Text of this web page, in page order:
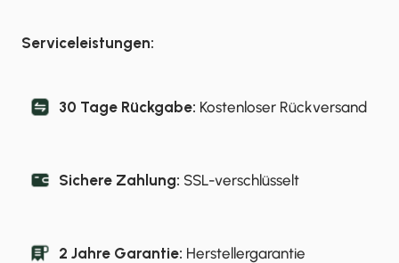
Serviceleistungen:
30 Tage Rückgabe: Kostenloser Rückversand
Sichere Zahlung: SSL-verschlüsselt
2 Jahre Garantie: Herstellergarantie